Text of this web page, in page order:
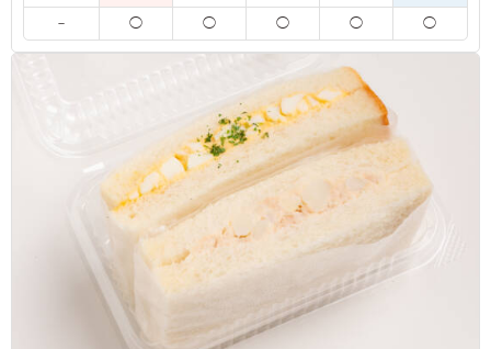
とり天だけではなく野菜やほかのてんぷらもたくさんのっ
ていて、満足感があります。追いタレがついているのでご
はんまで余すことなく食べられ、コンパクトなお弁当なが
らも満足感があります。ともてもおいしかったです。
ロケ・撮影›スタジオ撮影
東京都港区東新橋2026/06/11
－ ◯ ◯ ◯ ◯ ◯